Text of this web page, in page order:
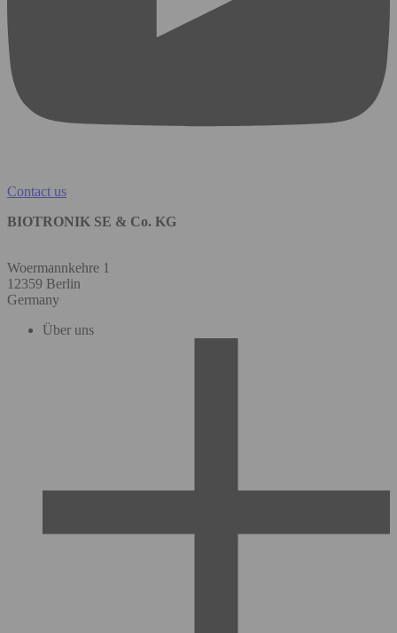
Contact us
BIOTRONIK SE & Co. KG
Woermannkehre 1
12359 Berlin
Germany
Über uns